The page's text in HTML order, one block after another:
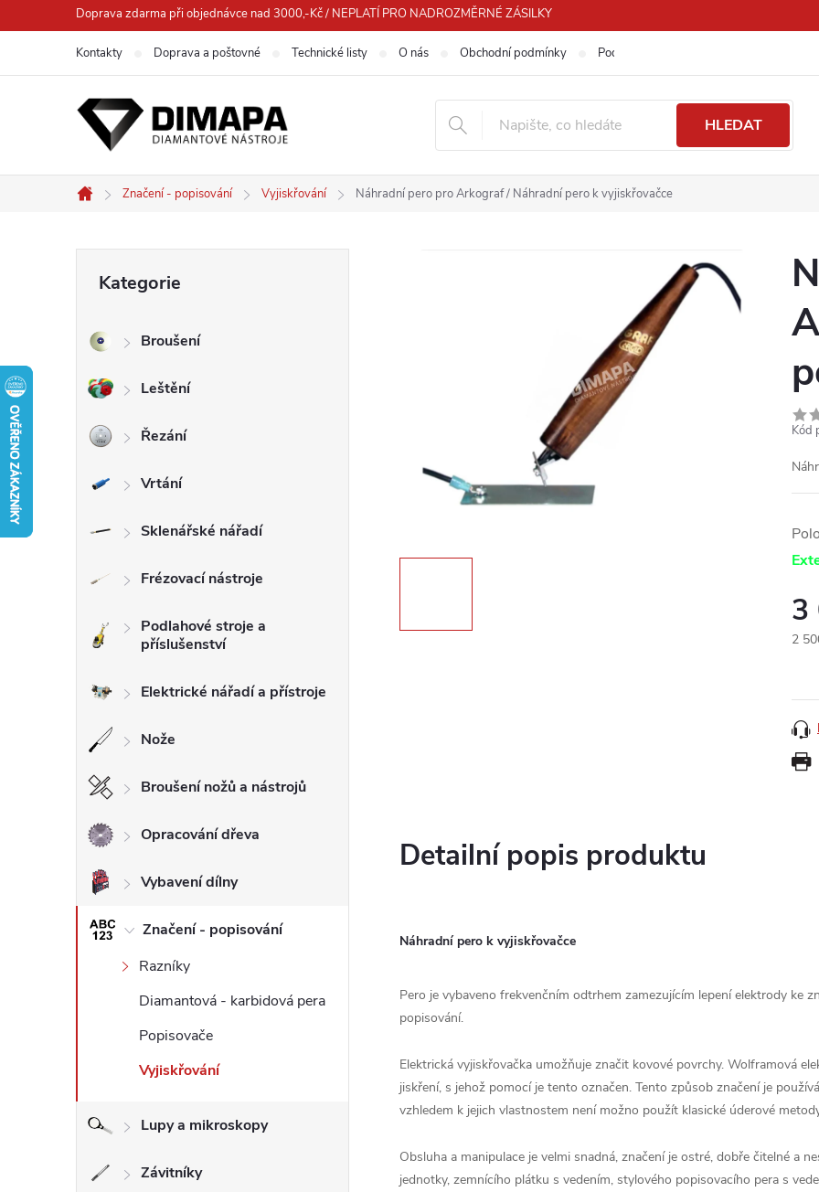
na
Doprava zdarma při objednávce nad 3000,-Kč / NEPLATÍ PRO NADROZMĚRNÉ ZÁSILKY
Kontakty Doprava a poštovné Technické listy O nás Obchodní podmínky Podmínky ochrany osobních údajů
HLEDAT
Domů
Značení - popisování Vyjiskřování Náhradní pero pro Arkograf / Náhradní pero k vyjiskřovačce
s
a
n
n
p
n
e
kategorie
Kategorie
Broušení
Leštění
Řezání
Vrtání
Sklenářské nářadí
Frézovací nástroje
Podlahové stroje a
příslušenství
Elektrické nářadí a přístroje
Nože
Broušení nožů a nástrojů
Opracování dřeva
Vybavení dílny
Značení - popisování
Razníky
Diamantová - karbidová pera
Popisovače
Vyjiskřování
Lupy a mikroskopy
Závitníky
Kód
3
2
Detailní popis produktu
Náhradní pero k vyjiskřovačce
Pero je vybaveno frekvenčním odtrhem zamezujícím lepení elektrody ke
popisování.
Elektrická vyjiskřovačka umožňuje značit kovové povrchy. Wolframová
jiskření, s jehož pomocí je tento označen. Tento způsob značení je
vzhledem k jejich vlastnostem není možno použít klasické úderové
Obsluha a manipulace je velmi snadná, značení je ostré, dobře čitelné a
jednotky, zemnícího plátku s vedením, stylového popisovacího pera s